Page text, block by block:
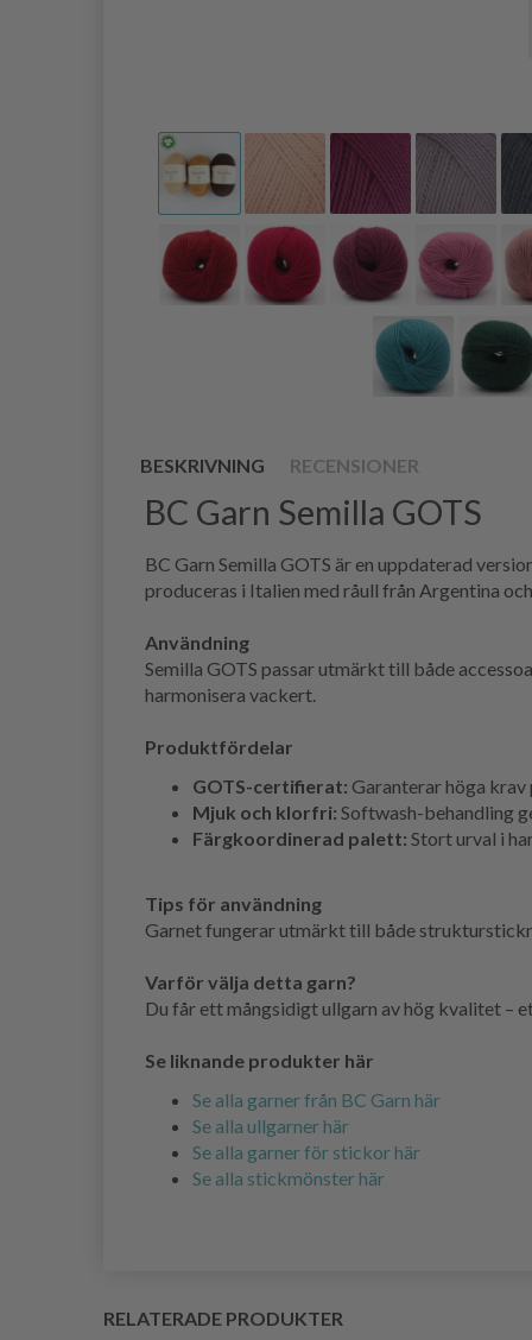
BESKRIVNING RECENSIONER
BC Garn Semilla GOTS
BC Garn Semilla GOTS är en uppdaterad
produceras i Italien med råull från Argentina
Användning
Semilla GOTS passar utmärkt till både
harmonisera vackert.
Produktfördelar
GOTS-certifierat: Garanterar höga
Mjuk och klorfri: Softwash-behandling
Färgkoordinerad palett: Stort urval i
Tips för användning
Garnet fungerar utmärkt till både
Varför välja detta garn?
Du får ett mångsidigt ullgarn av hög kvalitet –
Se liknande produkter här
Se alla garner från BC Garn här
Se alla ullgarner här
Se alla garner för stickor här
Se alla stickmönster här
RELATERADE PRODUKTER